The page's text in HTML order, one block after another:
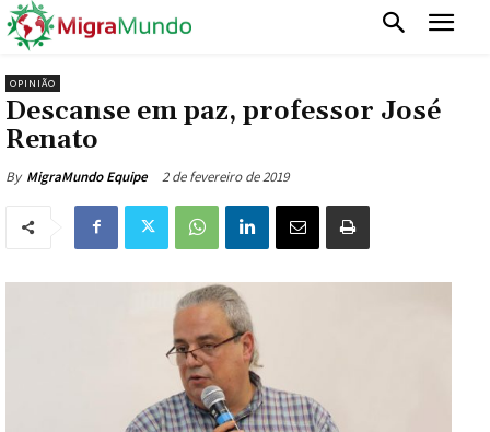
OPINIÃO
Descanse em paz, professor José
Renato
By MigraMundo Equipe 2 de fevereiro de 2019